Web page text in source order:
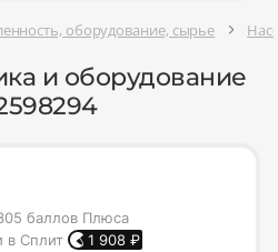
оборудование, сырье
и оборудование
баллов Плюса
в Сплит
1 908 ₽